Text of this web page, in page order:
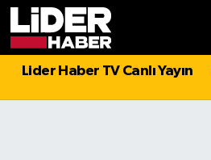
Lider Haber TV Canlı Yayın
Politika
Hava Durumu